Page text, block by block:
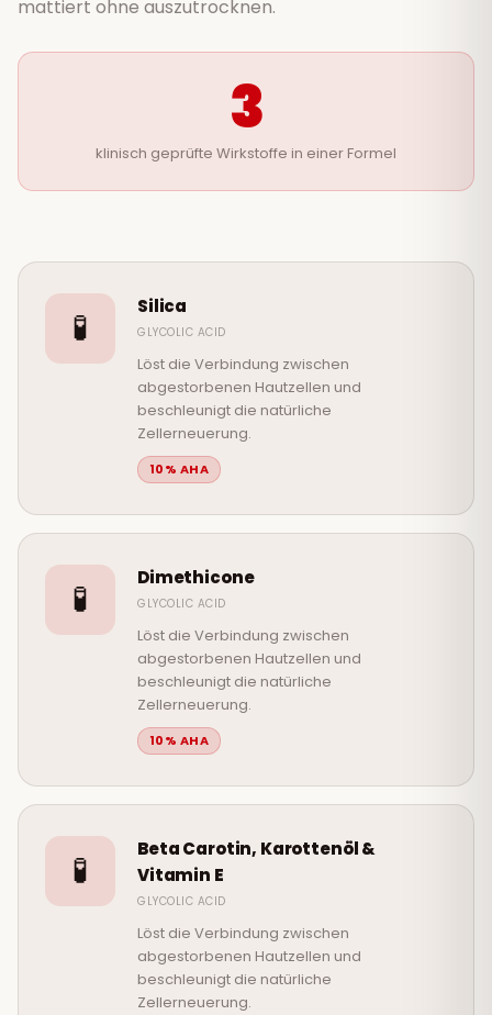
mattiert ohne auszutrocknen.
3
klinisch geprüfte Wirkstoffe in einer Formel
🧪
Silica
GLYCOLIC ACID
Löst die Verbindung zwischen
abgestorbenen Hautzellen und
beschleunigt die natürliche
Zellerneuerung.
10% AHA
🧪
Dimethicone
GLYCOLIC ACID
Löst die Verbindung zwischen
abgestorbenen Hautzellen und
beschleunigt die natürliche
Zellerneuerung.
10% AHA
🧪
Beta Carotin, Karottenöl &
Vitamin E
GLYCOLIC ACID
Löst die Verbindung zwischen
abgestorbenen Hautzellen und
beschleunigt die natürliche
Zellerneuerung.